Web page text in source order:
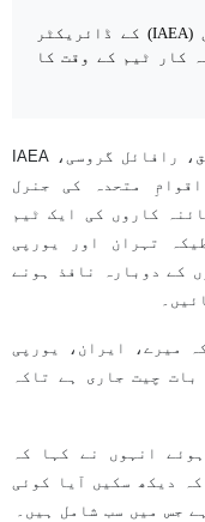
بین الاقوامی ایٹمی توانائی ایجنسی (IAEA) کے ڈائریکٹر
کار ٹیم کے وقت کا
کی رپورٹ کے مطابق، رافائل گروسی، IAEA
متحدہ کی جنرل
کاروں کی ایک ٹیم
تہران اور یورپی
کے دوبارہ نافذ ہونے
میرے، ایران، یورپی
چیت جاری ہے تاکہ
انہوں نے کہا کہ
دیکھ سکیں آیا کوئی
جس میں سب شامل ہیں۔